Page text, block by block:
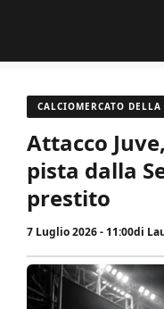
contenuto
CALCIOMERCATO DELLA
Attacco
pista dalla
prestito
7 Luglio 2026 - 11:00di